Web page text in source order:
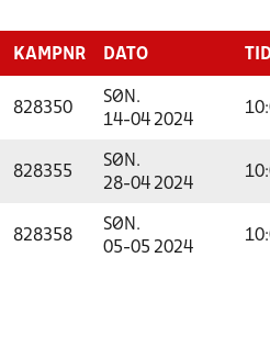
KAMPNR DATO TID
828350
SØN.
14-04 2024
828355
SØN.
28-04 2024
828358
SØN.
05-05 2024